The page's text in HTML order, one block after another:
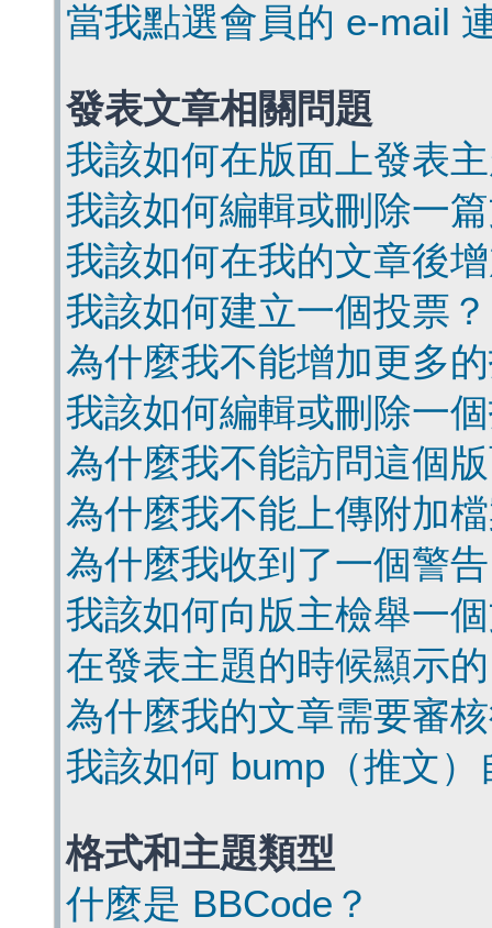
當我點選會員的 e-mail
發表文章相關問題
我該如何在版面上發表
我該如何編輯或刪除一
我該如何在我的文章後
我該如何建立一個投票？
為什麼我不能增加更多
我該如何編輯或刪除一
為什麼我不能訪問這個
為什麼我不能上傳附加
為什麼我收到了一個警
我該如何向版主檢舉一
在發表主題的時候顯示
為什麼我的文章需要審
我該如何 bump（推文
格式和主題類型
什麼是 BBCode？